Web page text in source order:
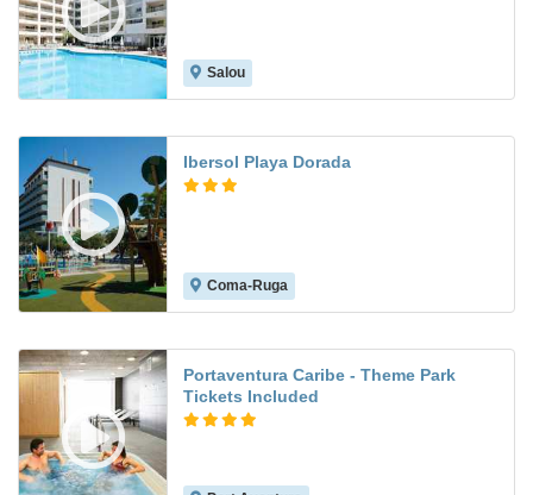
Salou
Ibersol Playa Dorada
Coma-Ruga
Portaventura Caribe - Theme Park
Tickets Included